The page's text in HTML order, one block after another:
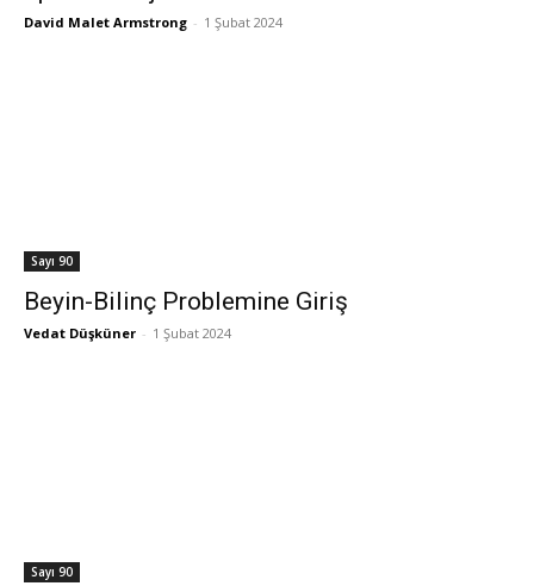
David Malet Armstrong - 1 Şubat 2024
Sayı 90
Beyin-Bilinç Problemine Giriş
Vedat Düşküner - 1 Şubat 2024
Sayı 90